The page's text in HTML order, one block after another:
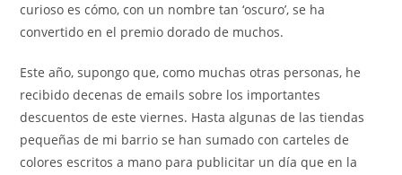
curioso es cómo, con un nombre tan ‘oscuro’, se ha
convertido en el premio dorado de muchos.
Este año, supongo que, como muchas otras personas, he
recibido decenas de emails sobre los importantes
descuentos de este viernes. Hasta algunas de las tiendas
pequeñas de mi barrio se han sumado con carteles de
colores escritos a mano para publicitar un día que en la